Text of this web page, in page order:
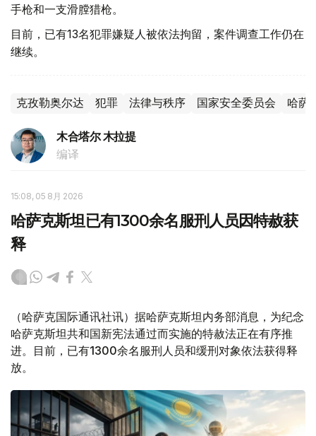
手枪和一支滑膛猎枪。
目前，已有13名犯罪嫌疑人被依法拘留，案件调查工作仍在
继续。
克孜勒奥尔达 犯罪 法律与秩序 国家安全委员会 哈萨
木合塔尔 木拉提
编译
15:08, 05 8月 2026
哈萨克斯坦已有1300余名服刑人员因特赦获
释
（哈萨克国际通讯社讯）据哈萨克斯坦内务部消息，为纪念
哈萨克斯坦共和国新宪法通过而实施的特赦法正在有序推
进。目前，已有1300余名服刑人员和缓刑对象依法获得释
放。